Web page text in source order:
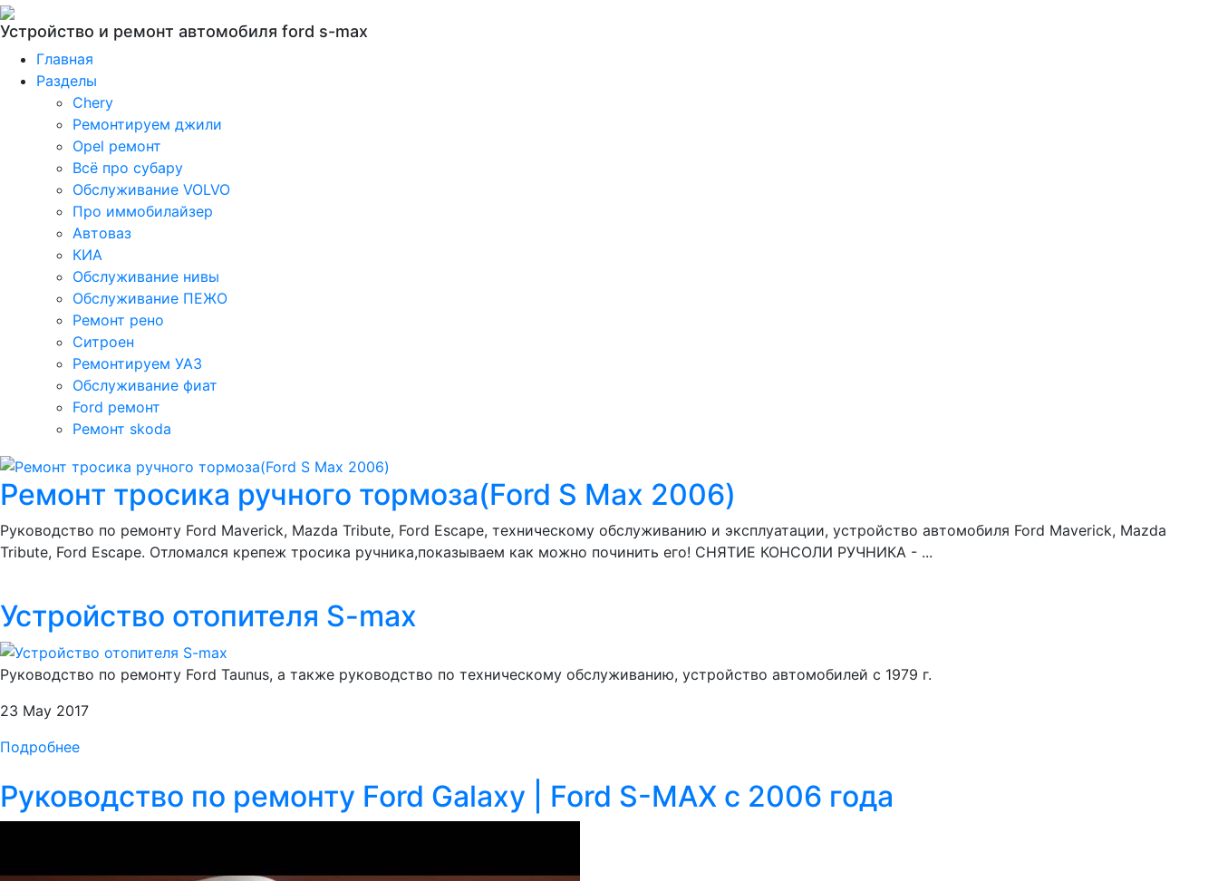
Устройство и ремонт автомобиля ford s-max
Главная
Разделы
Chery
Ремонтируем джили
Opel ремонт
Всё про субару
Обслуживание VOLVO
Про иммобилайзер
Автоваз
КИА
Обслуживание нивы
Обслуживание ПЕЖО
Ремонт рено
Ситроен
Ремонтируем УАЗ
Обслуживание фиат
Ford ремонт
Ремонт skoda
Ремонт тросика ручного тормоза(Ford S Max 2006)
Руководство по ремонту Ford Maverick, Mazda Tribute, Ford Escape, техническому обслуживанию и эксплуатации, устройство автомобиля Ford Maverick, Mazda
Tribute, Ford Escape. Отломался крепеж тросика ручника,показываем как можно починить его! СНЯТИЕ КОНСОЛИ РУЧНИКА - ...
Устройство отопителя S-max
Руководство по ремонту Ford Taunus, а также руководство по техническому обслуживанию, устройство автомобилей с 1979 г.
23 May 2017
Подробнее
Руководство по ремонту Ford Galaxy | Ford S-MAX c 2006 года